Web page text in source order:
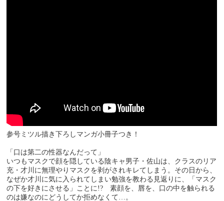
参号ミツル描き下ろしマンガ小冊子つき！
「口は第二の性器なんだって」
いつもマスクで顔を隠している陰キャ男子・佐山は、クラスのリア
充・才川に無理やりマスクを剥がされキレてしまう。その日から、
なぜか才川に気に入られてしまい勉強を教わる見返りに、「マスク
の下を好きにさせる」ことに!? 素顔を、唇を、口の中を触られる
のは嫌なのにどうしてか拒めなくて…。